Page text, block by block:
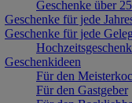
Geschenke über
Geschenke für jede
Geschenke für jede
Geschenkideen
Für den
Für den Gastgeber